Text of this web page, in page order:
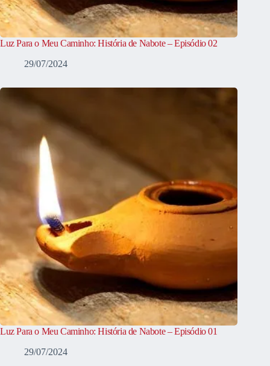
Luz Para o Meu Caminho: História de Nabote – Episódio 02
29/07/2024
Luz Para o Meu Caminho: História de Nabote – Episódio 01
29/07/2024